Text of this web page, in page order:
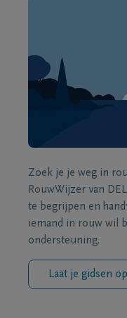
Zoek je je weg in
RouwWijzer van
te begrijpen en
iemand in rouw wil
ondersteuning.
Laat je gidsen